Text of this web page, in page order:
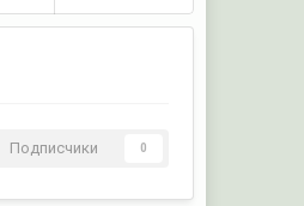
Подписчики 0